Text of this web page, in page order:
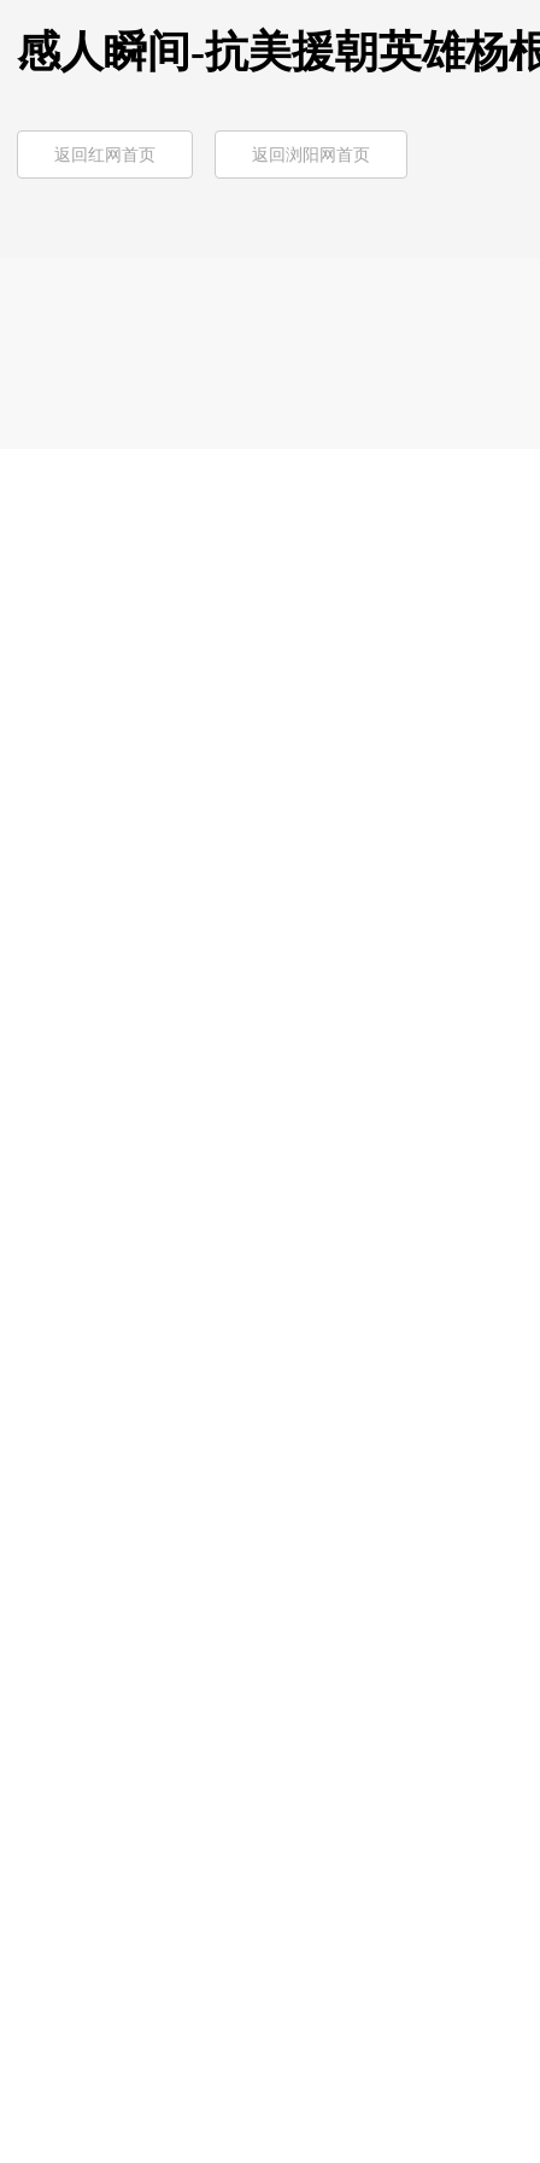
感人瞬间-抗美援朝英雄杨
返回红网首页 返回浏阳网首页